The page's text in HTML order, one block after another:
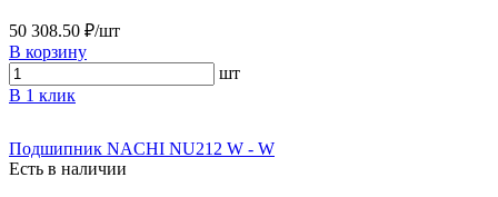
50 308.50 ₽/шт
В корзину
шт
В 1 клик
Подшипник NACHI NU212 W - W
Есть в наличии